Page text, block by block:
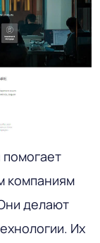
компаниям
делают
Их